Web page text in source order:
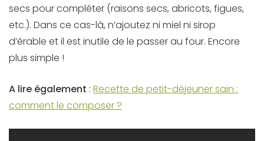
secs pour compléter (raisons secs, abricots, figues,
etc.). Dans ce cas-là, n’ajoutez ni miel ni sirop
d’érable et il est inutile de le passer au four. Encore
plus simple !
A lire également : Recette de petit-déjeuner sain :
comment le composer ?